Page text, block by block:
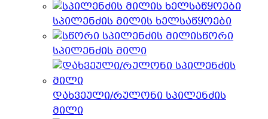
სპილენძის მილის ხელსაწყოები
სწორი
სპილენძის მილი
დახვეული/რულონი სპილენძის
მილი